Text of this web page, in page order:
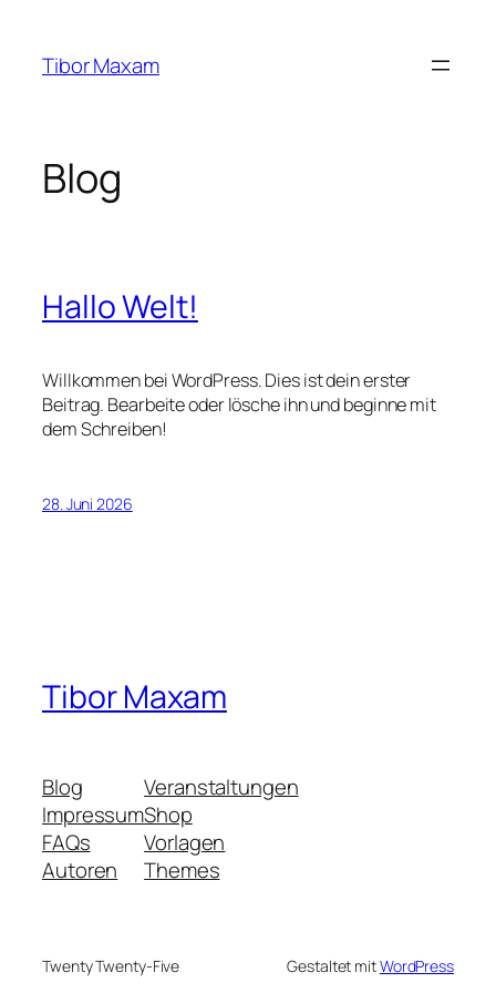
springen
Tibor Maxam
Blog
Hallo Welt!
Willkommen bei WordPress. Dies ist dein erster
Beitrag. Bearbeite oder lösche ihn und beginne mit
dem Schreiben!
28. Juni 2026
Tibor Maxam
Blog
Impressum
FAQs
Autoren
Veranstaltungen
Shop
Vorlagen
Themes
Twenty Twenty-Five Gestaltet mitWordPress